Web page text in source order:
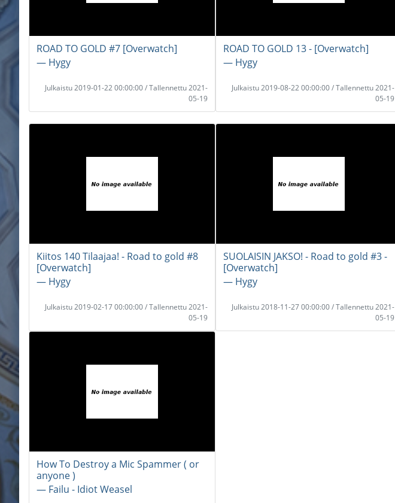
ROAD TO GOLD #7 [Overwatch]
― Hygy
Julkaistu 2019-01-22 00:00:00 / Tallennettu 2021-
05-19
ROAD TO GOLD 13 - [Overwatch]
― Hygy
Julkaistu 2019-08-22 00:00:00 / Tallennettu 2021-
05-19
Kiitos 140 Tilaajaa! - Road to gold #8
[Overwatch]
― Hygy
Julkaistu 2019-02-17 00:00:00 / Tallennettu 2021-
05-19
SUOLAISIN JAKSO! - Road to gold #3 -
[Overwatch]
― Hygy
Julkaistu 2018-11-27 00:00:00 / Tallennettu 2021-
05-19
How To Destroy a Mic Spammer ( or
anyone )
― Failu - Idiot Weasel